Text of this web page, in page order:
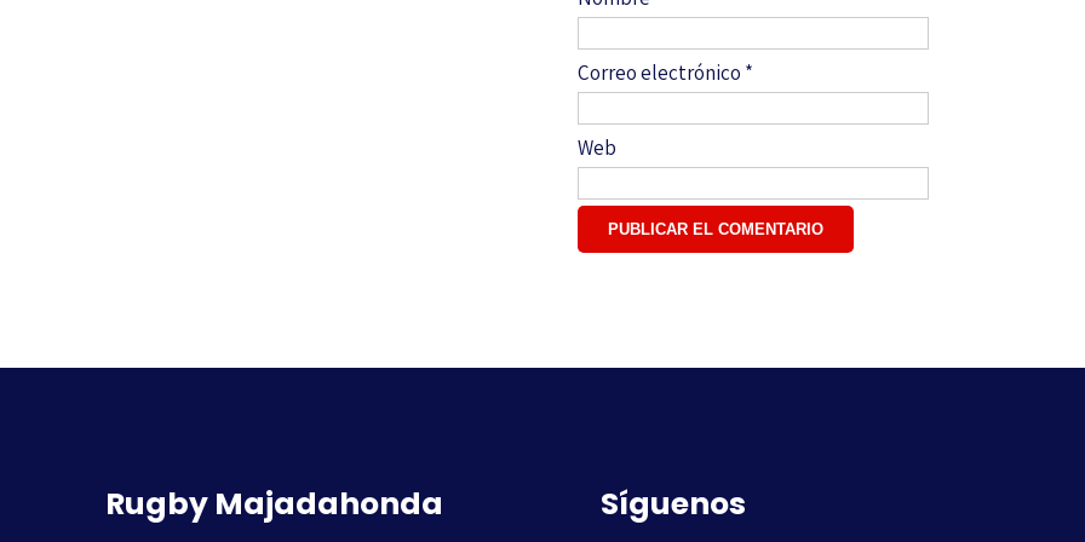
Correo electrónico *
Web
Rugby Majadahonda Síguenos